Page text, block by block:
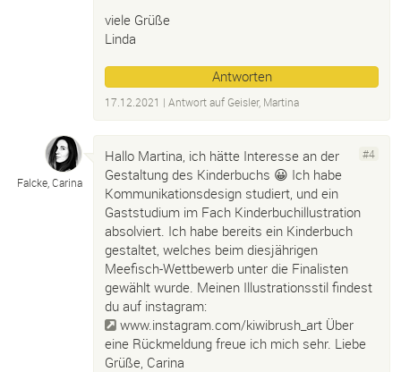
viele Grüße
Linda
Antworten
17.12.2021 | Antwort auf Geisler, Martina
Falcke, Carina
#4
Hallo Martina, ich hätte Interesse an der
Gestaltung des Kinderbuchs 😀 Ich habe
Kommunikationsdesign studiert, und ein
Gaststudium im Fach Kinderbuchillustration
absolviert. Ich habe bereits ein Kinderbuch
gestaltet, welches beim diesjährigen
Meefisch-Wettbewerb unter die Finalisten
gewählt wurde. Meinen Illustrationsstil findest
du auf instagram:
www.instagram.com/kiwibrush_art Über
eine Rückmeldung freue ich mich sehr. Liebe
Grüße, Carina